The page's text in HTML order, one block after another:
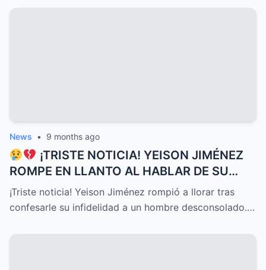
News • 9 months ago
¡TRISTE NOTICIA! YEISON JIMÉNEZ
ROMPE EN LLANTO AL HABLAR DE SU
DELICADO ESTADO DE SALUD HOY, UNA
CONFESIÓN QUE HA CONMOVIDO A
¡Triste noticia! Yeison Jiménez rompió a llorar tras
confesarle su infidelidad a un hombre desconsolado.…